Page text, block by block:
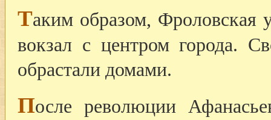
Таким образом, Фроловская
вокзал с центром города.
обрастали домами.
После революции